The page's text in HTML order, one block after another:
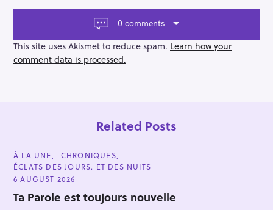
g
i
o
0 comments
This site uses Akismet to reduce spam. Learn how your
comment data is processed.
Related Posts
C
A
T
E
O
R
À LA UNE
CHRONIQUES
ÉCLATS DES JOURS. ET DES NUITS
6 AUGUST 2026
Ta Parole est toujours nouvelle